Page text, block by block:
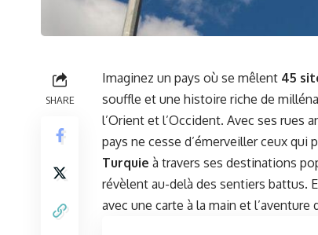
SHARE
Imaginez un pays où se mêlent 45
souffle et une histoire riche de
l’Orient et l’Occident. Avec ses rues
pays ne cesse d’émerveiller ceux qui
Turquie à travers ses destinations
révèlent au-delà des sentiers battus.
avec une carte à la main et l’aventure